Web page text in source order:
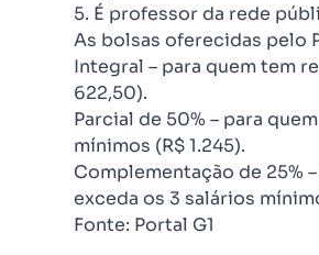
5. É professor da rede
As bolsas oferecidas pelo
Integral – para quem tem
622,50).
Parcial de 50% – para
mínimos (R$ 1.245).
Complementação de 25%
exceda os 3 salários
Fonte: Portal G1